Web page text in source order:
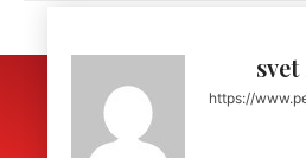
https://